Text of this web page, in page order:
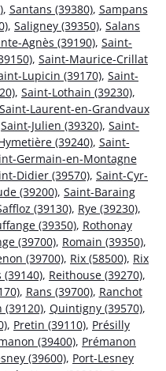
, Santans (39380), Sampans
, Saligney (39350), Salans
Agnès (39190), Saint-
, Saint-Maurice-Crillat
Lupicin (39170), Saint-
, Saint-Lothain (39230),
Saint-Laurent-en-Grandvaux
Saint-Julien (39320), Saint-
(39240), Saint-
Germain-en-Montagne
Didier (39570), Saint-Cyr-
(39200), Saint-Baraing
(39130), Rye (39230),
(39350), Rothonay
(39700), Romain (39350),
(39700), Rix (58500), Rix
(39140), Reithouse (39270),
, Rans (39700), Ranchot
(39120), Quintigny (39570),
, Pretin (39110), Présilly
(39400), Prémanon
(39600), Port-Lesney